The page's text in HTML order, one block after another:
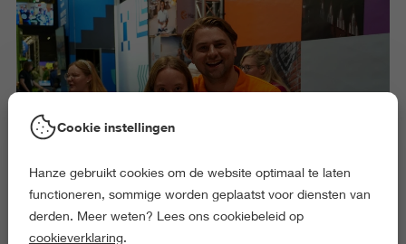
Cookie instellingen
Hanze gebruikt cookies om de website optimaal te laten
functioneren, sommige worden geplaatst voor diensten van
derden. Meer weten? Lees ons cookiebeleid op
cookieverklaring.